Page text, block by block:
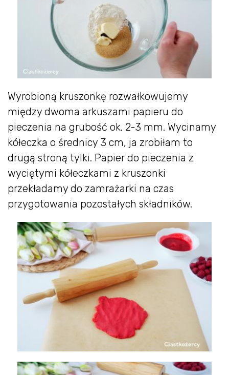
Wyrobioną kruszonkę rozwałkowujemy
między dwoma arkuszami papieru do
pieczenia na grubość ok. 2-3 mm. Wycinamy
kółeczka o średnicy 3 cm, ja zrobiłam to
drugą stroną tylki. Papier do pieczenia z
wyciętymi kółeczkami z kruszonki
przekładamy do zamrażarki na czas
przygotowania pozostałych składników.